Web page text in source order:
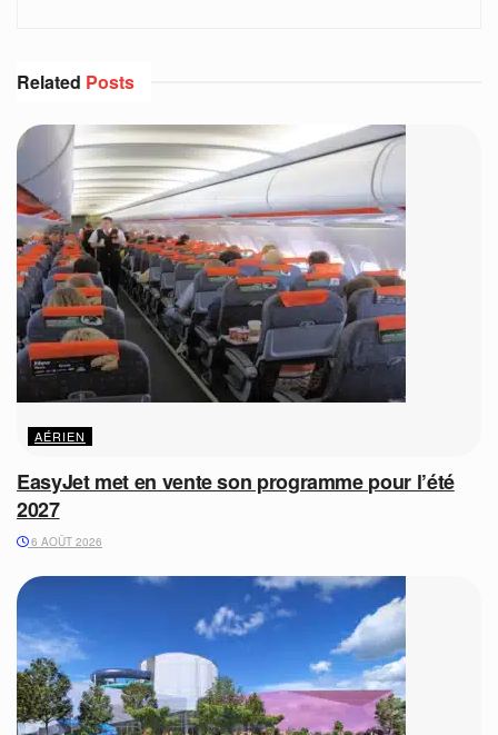
Related Posts
AÉRIEN
EasyJet met en vente son programme pour l’été
2027
6 AOÛT 2026